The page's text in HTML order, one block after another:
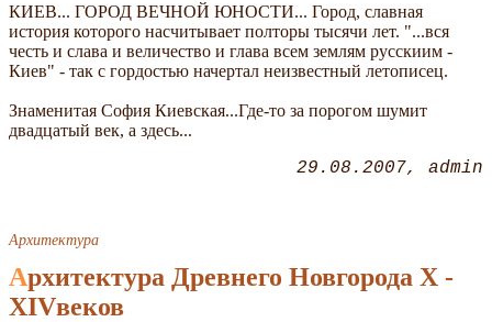
КИЕВ... ГОРОД ВЕЧНОЙ ЮНОСТИ... Город, славная
история которого насчитывает полторы тысячи лет. "...вся
честь и слава и величество и глава всем землям русскиим -
Киев" - так с гордостью начертал неизвестный летописец.
Знаменитая София Киевская...Где-то за порогом шумит
двадцатый век, а здесь...
29.08.2007 admin
Архитектура
Архитектура Древнего Новгорода X -
XIVвеков